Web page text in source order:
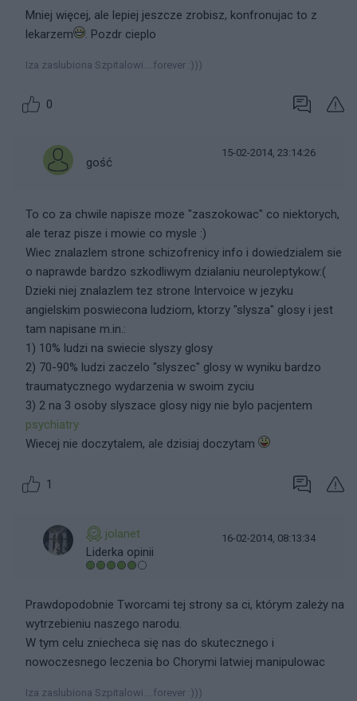
Mniej więcej, ale lepiej jeszcze zrobisz, konfronujac to z
lekarzem
. Pozdr cieplo
Iza zaslubiona Szpitalowi....forever :)))
0
gość
15-02-2014, 23:14:26
To co za chwile napisze moze "zaszokowac" co niektorych,
ale teraz pisze i mowie co mysle :)
Wiec znalazlem strone schizofrenicy info i dowiedzialem sie
o naprawde bardzo szkodliwym dzialaniu neuroleptykow:(
Dzieki niej znalazlem tez strone Intervoice w jezyku
angielskim poswiecona ludziom, ktorzy "slysza" glosy i jest
tam napisane m.in.:
1) 10% ludzi na swiecie slyszy glosy
2) 70-90% ludzi zaczelo "slyszec" glosy w wyniku bardzo
traumatycznego wydarzenia w swoim zyciu
3) 2 na 3 osoby slyszace glosy nigy nie bylo pacjentem
psychiatry
Wiecej nie doczytalem, ale dzisiaj doczytam
1
jolanet
Liderka opinii
16-02-2014, 08:13:34
Prawdopodobnie Tworcami tej strony sa ci, którym zależy na
wytrzebieniu naszego narodu.
W tym celu zniecheca się nas do skutecznego i
nowoczesnego leczenia bo Chorymi latwiej manipulowac
Iza zaslubiona Szpitalowi....forever :)))